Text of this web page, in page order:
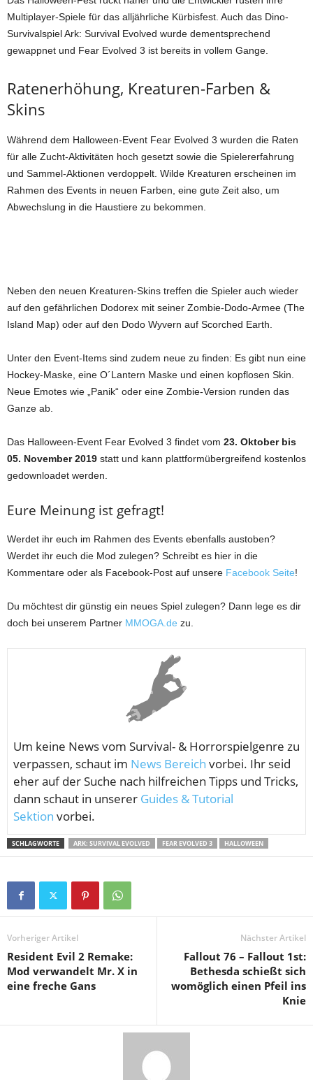
Multiplayer-Spiele für das alljährliche Kürbisfest. Auch das Dino-
Survivalspiel Ark: Survival Evolved wurde dementsprechend
gewappnet und Fear Evolved 3 ist bereits in vollem Gange.
Ratenerhöhung, Kreaturen-Farben &
Skins
Während dem Halloween-Event Fear Evolved 3 wurden die Raten
für alle Zucht-Aktivitäten hoch gesetzt sowie die Spielererfahrung
und Sammel-Aktionen verdoppelt. Wilde Kreaturen erscheinen im
Rahmen des Events in neuen Farben, eine gute Zeit also, um
Abwechslung in die Haustiere zu bekommen.
Neben den neuen Kreaturen-Skins treffen die Spieler auch wieder
auf den gefährlichen Dodorex mit seiner Zombie-Dodo-Armee (The
Island Map) oder auf den Dodo Wyvern auf Scorched Earth.
Unter den Event-Items sind zudem neue zu finden: Es gibt nun eine
Hockey-Maske, eine O´Lantern Maske und einen kopflosen Skin.
Neue Emotes wie „Panik“ oder eine Zombie-Version runden das
Ganze ab.
Das Halloween-Event Fear Evolved 3 findet vom 23. Oktober bis
05. November 2019 statt und kann plattformübergreifend kostenlos
gedownloadet werden.
Eure Meinung ist gefragt!
Werdet ihr euch im Rahmen des Events ebenfalls austoben?
Werdet ihr euch die Mod zulegen? Schreibt es hier in die
Kommentare oder als Facebook-Post auf unsere Facebook Seite!
Du möchtest dir günstig ein neues Spiel zulegen? Dann lege es dir
doch bei unserem Partner MMOGA.de zu.
Um keine News vom Survival- & Horrorspielgenre zu
verpassen, schaut im News Bereich vorbei. Ihr seid
eher auf der Suche nach hilfreichen Tipps und Tricks,
dann schaut in unserer Guides & Tutorial
Sektion vorbei.
SCHLAGWORTE ARK: SURVIVAL EVOLVED FEAR EVOLVED 3 HALLOWEEN
Vorheriger Artikel
Resident Evil 2 Remake:
Mod verwandelt Mr. X in
eine freche Gans
Nächster Artikel
Fallout 76 – Fallout 1st:
Bethesda schießt sich
womöglich einen Pfeil ins
Knie